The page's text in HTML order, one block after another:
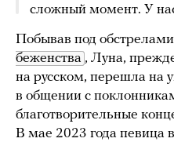
сложный момент. У
Побывав под
беженства , Луна,
на русском, перешла на
в общении с
благотворительные
В мае 2023 года певица